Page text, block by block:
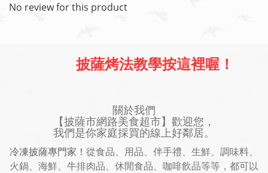
No review for this product
披薩烤法教學按這裡喔！
關於我們
【披薩市網路美食超市】歡迎您，
我們是你家庭採買的線上好鄰居。
冷凍披薩專門家！ 從食品、用品、伴手禮、生鮮、調味料、
火鍋、海鮮、牛排肉品、休閒食品、咖啡飲品等等，都可以